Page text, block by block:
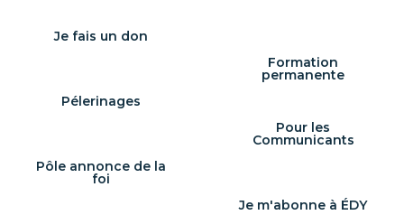
Je fais un don
Formation
permanente
Pélerinages
Pour les
Communicants
Pôle annonce de la
foi
Je m'abonne à ÉDY